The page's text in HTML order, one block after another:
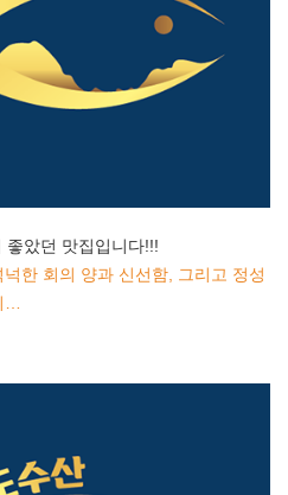
좋았던 맛집입니다!!!
한 회의 양과 신선함, 그리고 정성